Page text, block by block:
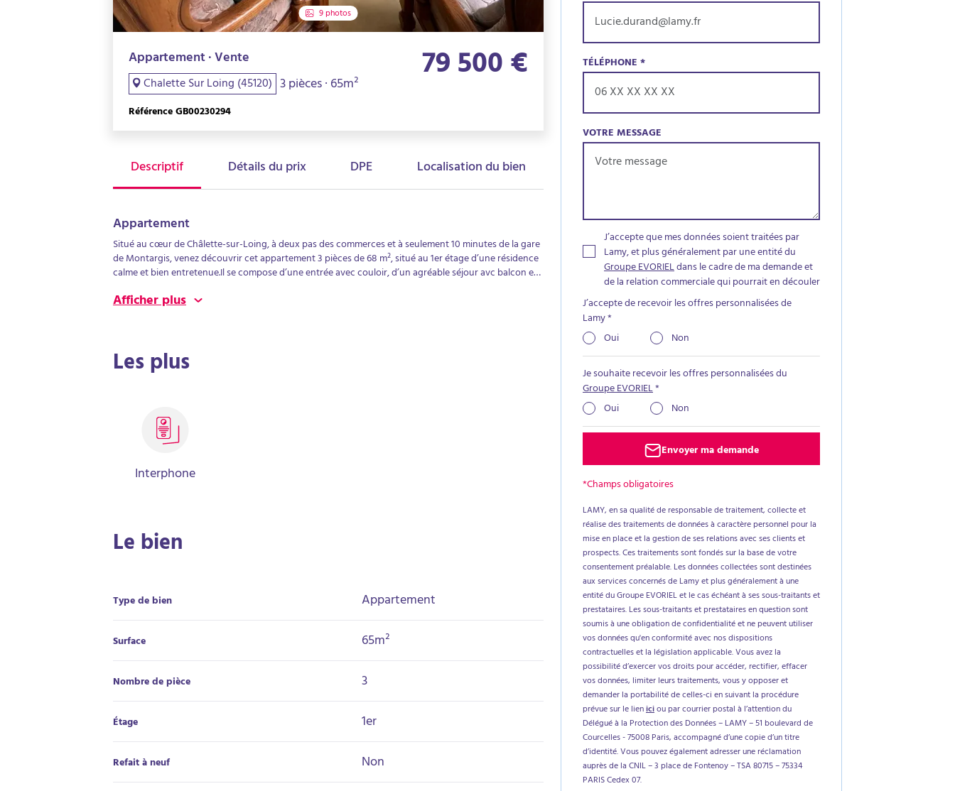
9 photos
Appartement · Vente
Chalette Sur Loing (45120) 3 pièces · 65m² 79 500 €
Référence GB00230294
Descriptif Détails du prix DPE Localisation du bien
Appartement
Situé au cœur de Châlette-sur-Loing, à deux pas des commerces et à seulement 10 minutes de la gare
de Montargis, venez découvrir cet appartement 3 pièces de 68 m², situé au 1er étage d’une résidence
calme et bien entretenue.Il se compose d’une entrée avec couloir, d’un agréable séjour avc balcon et
séparés. Il dispose d'une cave et un garage de 13m²L’appartement est équipé d’un chauffage au gaz
lots – aucune procédure en cours.Charges annuelles : 1 400 € comprenant l'eau froide
Afficher plus
Les plus
Interphone
Le bien
Type de bien Appartement
Surface 65m²
Nombre de pièce 3
Étage 1er
Refait à neuf Non
TÉLÉPHONE*
VOTRE MESSAGE
J’accepte que mes données soient traitées par
Lamy, et plus généralement par une entité du
Groupe EVORIELdans le cadre de ma demande et
de la relation commerciale qui pourrait en découler
J’accepte de recevoir les offres personnalisées de
Lamy*
Oui
Non
Je souhaite recevoir les offres personnalisées du
Groupe EVORIEL*
Oui
Non
Envoyer ma demande
*Champs obligatoires
LAMY, en sa qualité de responsable de traitement, collecte et
réalise des traitements de données à caractère personnel pour la
mise en place et la gestion de ses relations avec ses clients et
prospects. Ces traitements sont fondés sur la base de votre
consentement préalable. Les données collectées sont destinées
aux services concernés de Lamy et plus généralement à une
entité du Groupe EVORIEL et le cas échéant à ses sous-traitants et
prestataires. Les sous-traitants et prestataires en question sont
soumis à une obligation de confidentialité et ne peuvent utiliser
vos données qu'en conformité avec nos dispositions
contractuelles et la législation applicable. Vous avez la
possibilité d’exercer vos droits pour accéder, rectifier, effacer
vos données, limiter leurs traitements, vous y opposer et
demander la portabilité de celles-ci en suivant la procédure
prévue sur le lieniciou par courrier postal à l’attention du
Délégué à la Protection des Données – LAMY – 51 boulevard de
Courcelles - 75008 Paris, accompagné d’une copie d’un titre
d’identité. Vous pouvez également adresser une réclamation
auprès de la CNIL – 3 place de Fontenoy – TSA 80715 – 75334
PARIS Cedex 07.